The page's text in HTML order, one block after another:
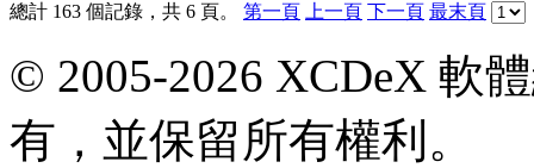
總計 163 個記錄，共 6 頁。 第一頁 上一頁 下一頁 最末頁
© 2005-2026 XCDeX 軟
有，並保留所有權利。